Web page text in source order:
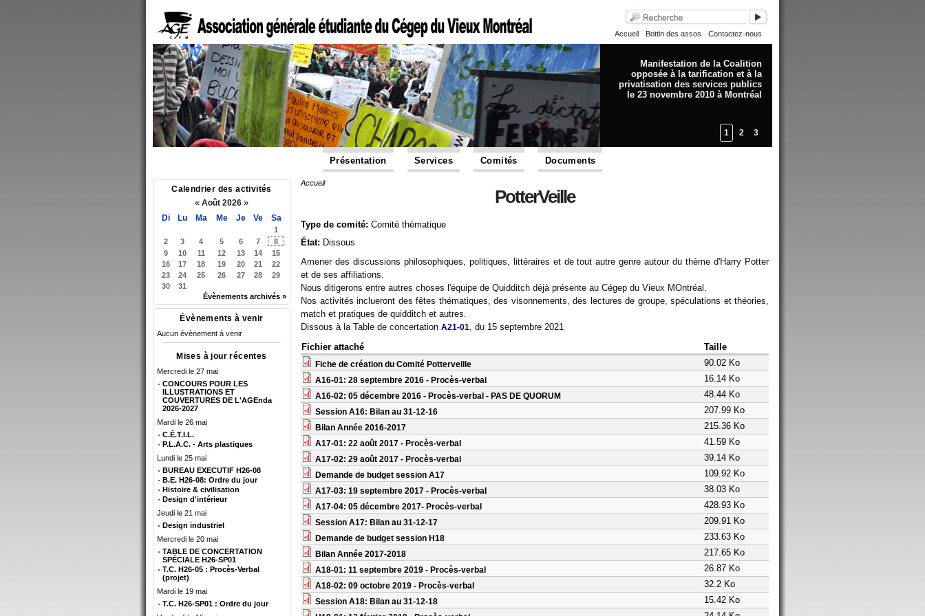
Accueil Bottin des assos Contactez-nous
Manifestation de la Coalition
opposée à la tarification et à la
privatisation des services publics
le 23 novembre 2010 à Montréal
1 2 3
Présentation Services Comités Documents
Calendrier des activités
« Août 2026 »
Di Lu Ma Me Je Ve Sa
1
2
3 4 5 6 7
8
9
10 11 12 13 14
15
16
17 18 19 20 21
22
23
24 25 26 27 28
29
30
31
Évènements archivés »
Évènements à venir
Aucun évènement à venir
Mises à jour récentes
Mercredi le 27 mai
CONCOURS POUR LES
ILLUSTRATIONS ET
COUVERTURES DE L'AGEnda
2026-2027
Mardi le 26 mai
C.É.T.I.L.
P.L.A.C. - Arts plastiques
Lundi le 25 mai
BUREAU EXECUTIF H26-08
B.E. H26-08: Ordre du jour
Histoire & civilisation
Design d'intérieur
Jeudi le 21 mai
Design industriel
Mercredi le 20 mai
TABLE DE CONCERTATION
SPÉCIALE H26-SP01
T.C. H26-05 : Procès-Verbal
(projet)
Mardi le 19 mai
T.C. H26-SP01 : Ordre du jour
Accueil
PotterVeille
Type de comité: Comité thématique
État: Dissous
Amener des discussions philosophiques, politiques, littéraires et de tout autre genre autour du thème d'Harry Potter
et de ses affiliations.
Nous ditigerons entre autres choses l'équipe de Quidditch déjà présente au Cégep du Vieux MOntréal.
Nos activités inclueront des fêtes thématiques, des visonnements, des lectures de groupe, spéculations et théories,
match et pratiques de quidditch et autres.
Dissous à la Table de concertation A21-01, du 15 septembre 2021
Fichier attaché
Taille
Fiche de création du Comité Potterveille 90.02 Ko
A16-01: 28 septembre 2016 - Procès-verbal 16.14 Ko
A16-02: 05 décembre 2016 - Procès-verbal - PAS DE QUORUM 48.44 Ko
Session A16: Bilan au 31-12-16 207.99 Ko
Bilan Année 2016-2017 215.36 Ko
A17-01: 22 août 2017 - Procès-verbal 41.59 Ko
A17-02: 29 août 2017 - Procès-verbal 39.14 Ko
Demande de budget session A17 109.92 Ko
A17-03: 19 septembre 2017 - Procès-verbal 38.03 Ko
A17-04: 05 décembre 2017- Procès-verbal 428.93 Ko
Session A17: Bilan au 31-12-17 209.91 Ko
Demande de budget session H18 233.63 Ko
Bilan Année 2017-2018 217.65 Ko
A18-01: 11 septembre 2019 - Procès-verbal 26.87 Ko
A18-02: 09 octobre 2019 - Procès-verbal 32.2 Ko
Session A18: Bilan au 31-12-18 15.42 Ko